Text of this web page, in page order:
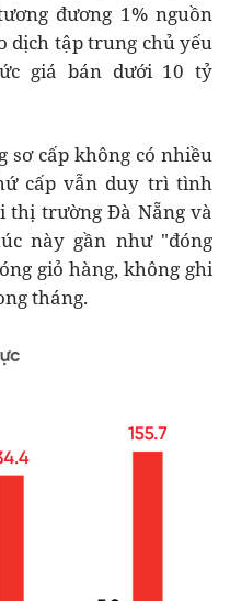
đương 1% nguồn
dịch tập trung chủ yếu
giá bán dưới 10 tỷ
sơ cấp không có nhiều
cấp vẫn duy trì tình
thị trường Đà Nẵng và
này gần như "đóng
giỏ hàng, không ghi
tháng.